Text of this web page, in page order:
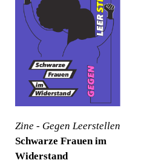
Zine - Gegen Leerstellen
Schwarze Frauen im
Widerstand